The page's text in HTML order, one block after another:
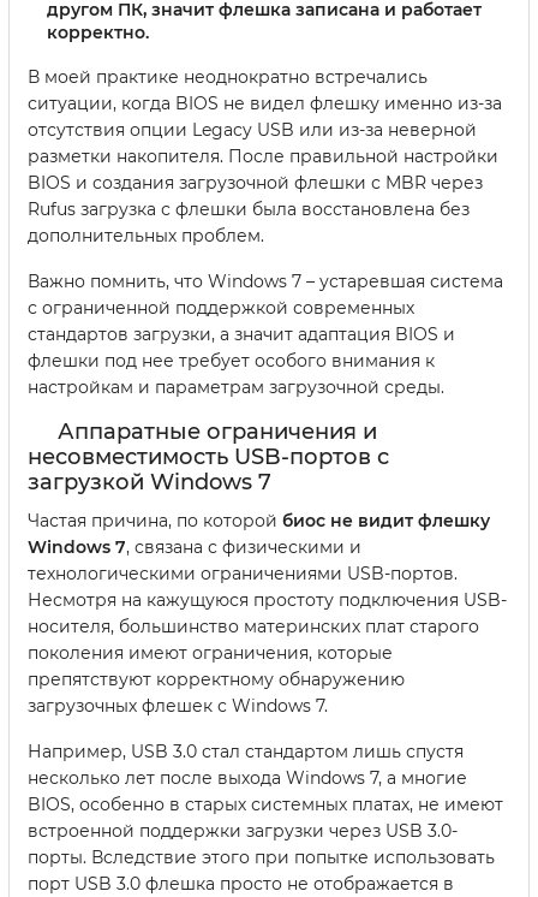
другом ПК, значит флешка записана и работает
корректно.
В моей практике неоднократно встречались
ситуации, когда BIOS не видел флешку именно из-за
отсутствия опции Legacy USB или из-за неверной
разметки накопителя. После правильной настройки
BIOS и создания загрузочной флешки с MBR через
Rufus загрузка с флешки была восстановлена без
дополнительных проблем.
Важно помнить, что Windows 7 – устаревшая система
с ограниченной поддержкой современных
стандартов загрузки, а значит адаптация BIOS и
флешки под нее требует особого внимания к
настройкам и параметрам загрузочной среды.
Аппаратные ограничения и
несовместимость USB-портов с
загрузкой Windows 7
Частая причина, по которой биос не видит флешку
Windows 7, связана с физическими и
технологическими ограничениями USB-портов.
Несмотря на кажущуюся простоту подключения USB-
носителя, большинство материнских плат старого
поколения имеют ограничения, которые
препятствуют корректному обнаружению
загрузочных флешек с Windows 7.
Например, USB 3.0 стал стандартом лишь спустя
несколько лет после выхода Windows 7, а многие
BIOS, особенно в старых системных платах, не имеют
встроенной поддержки загрузки через USB 3.0-
порты. Вследствие этого при попытке использовать
порт USB 3.0 флешка просто не отображается в